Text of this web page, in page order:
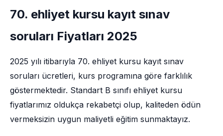
70. ehliyet kursu kayıt sınav
soruları Fiyatları 2025
2025 yılı itibarıyla 70. ehliyet kursu kayıt sınav
soruları ücretleri, kurs programına göre farklılık
göstermektedir. Standart B sınıfı ehliyet kursu
fiyatlarımız oldukça rekabetçi olup, kaliteden ödün
vermeksizin uygun maliyetli eğitim sunmaktayız.